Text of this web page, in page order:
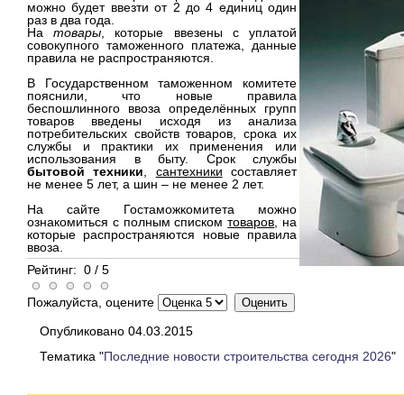
можно будет ввезти от 2 до 4 единиц один
раз в два года.
Натовары , которые ввезены с уплатой
совокупного таможенного платежа, данные
правила не распространяются.
В Государственном таможенном комитете
пояснили, что новые правила
беспошлинного ввоза определённых групп
товаров введены исходя из анализа
потребительских свойств товаров, срока их
службы и практики их применения или
использования в быту. Срок службы
бытовой техники
сантехники составляет
не менее 5 лет, а шин – не менее 2 лет.
На сайте Гостаможкомитета можно
ознакомиться с полным спискомтоваров , на
которые распространяются новые правила
ввоза.
Рейтинг: 0 / 5
Пожалуйста, оцените
Опубликовано 04.03.2015
Тематика "Последние новости строительства сегодня 2026"